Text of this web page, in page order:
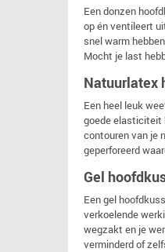
Een donzen
op én ventileert
snel warm
Mocht je last
Natuurlatex
Een heel leuk
goede elasticiteit
contouren van je
geperforeerd
Gel
Een gel
verkoelende
wegzakt en je
verminderd of